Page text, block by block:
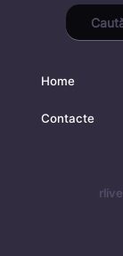
Home
Contacte